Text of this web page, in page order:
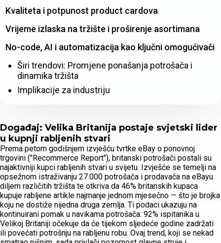
Događaj: Velika Britanija postaje svjetski lider
u kupnji rabljenih stvari
Prema petom godišnjem izvješću tvrtke eBay o ponovnoj
trgovini ("Recommerce Report"), britanski potrošači postali su
najaktivniji kupci rabljenih stvari u svijetu. Izvješće se temelji na
opsežnom istraživanju 27.000 potrošača i prodavača na eBayu
diljem različitih tržišta te otkriva da 46% britanskih kupaca
kupuje rabljene artikle najmanje jednom mjesečno — što je brojka
koju ne dostiže nijedna druga zemlja. Ti podaci ukazuju na
kontinuirani pomak u navikama potrošača: 92% ispitanika u
Velikoj Britaniji očekuje da će tijekom sljedeće godine zadržati
ili povećati potrošnju na rabljenu robu. Ovaj trend, koji se nekad
Kvaliteta i potpunost product cardova
Vrijeme izlaska na tržište i proširenje asortimana
No-code, AI i automatizacija kao ključni omogućivači
Širi trendovi: Promjene ponašanja potrošača i
dinamika tržišta
Implikacije za industriju